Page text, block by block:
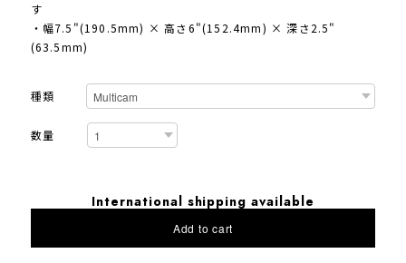
す
・幅7.5"(190.5mm) × 高さ6"(152.4mm) × 深さ2.5"
(63.5mm)
種類
数量
International shipping available
Add to cart